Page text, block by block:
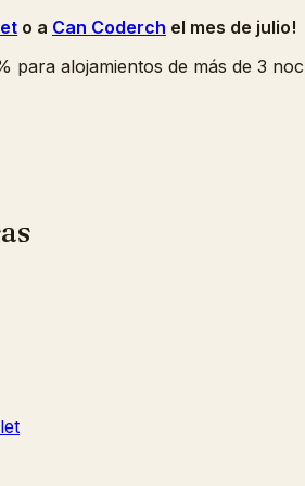
o a Can Coderch el mes de julio!
para alojamientos de más de 3